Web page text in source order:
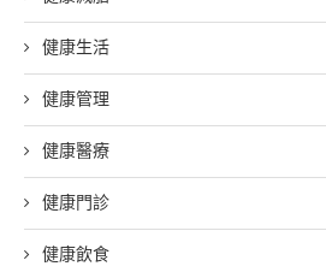
健康生活
健康管理
健康醫療
健康門診
健康飲食